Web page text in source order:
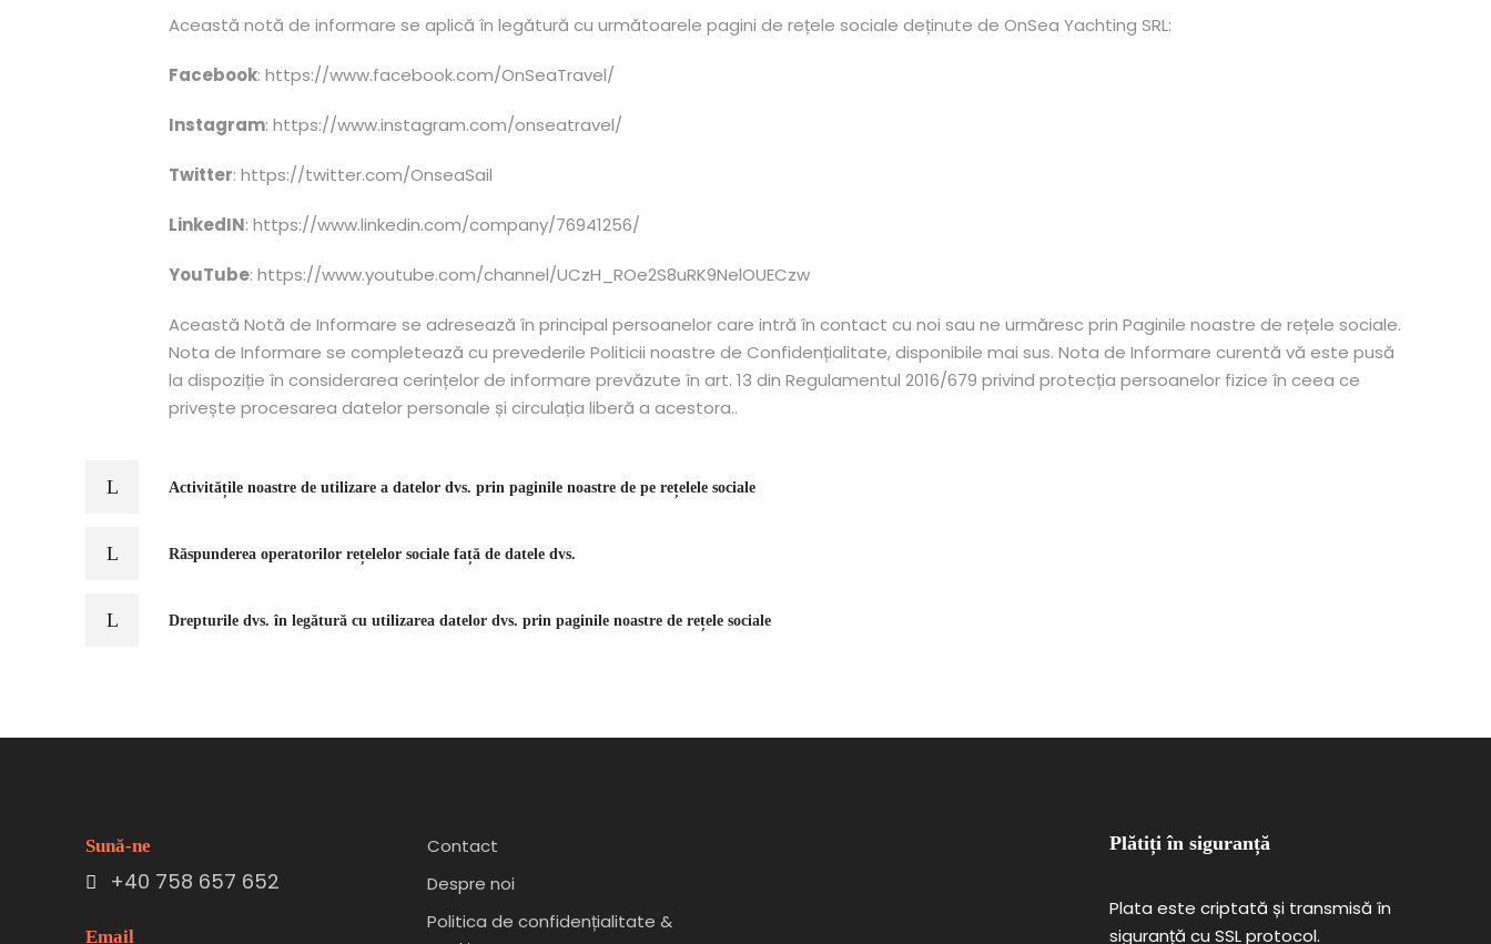
Această notă de informare se aplică în legătură cu următoarele pagini de rețele sociale deținute de OnSea Yachting SRL:
Facebook: https://www.facebook.com/OnSeaTravel/
Instagram: https://www.instagram.com/onseatravel/
Twitter: https://twitter.com/OnseaSail
LinkedIN: https://www.linkedin.com/company/76941256/
YouTube: https://www.youtube.com/channel/UCzH_ROe2S8uRK9NelOUECzw
Această Notă de Informare se adresează în principal persoanelor care intră în contact cu noi sau ne urmăresc prin Paginile noastre de rețele sociale.
Nota de Informare se completează cu prevederile Politicii noastre de Confidențialitate, disponibile mai sus. Nota de Informare curentă vă este pusă
la dispoziție în considerarea cerințelor de informare prevăzute în art. 13 din Regulamentul 2016/679 privind protecția persoanelor fizice în ceea ce
privește procesarea datelor personale și circulația liberă a acestora..
Activitățile noastre de utilizare a datelor dvs. prin paginile noastre de pe rețelele sociale
Răspunderea operatorilor rețelelor sociale față de datele dvs.
Drepturile dvs. în legătură cu utilizarea datelor dvs. prin paginile noastre de rețele sociale
Sună-ne
+40 758 657 652
Email
Contact
Despre noi
Politica de confidențialitate &
Plătiți în siguranță
Plata este criptată și transmisă în
siguranță cu SSL protocol.